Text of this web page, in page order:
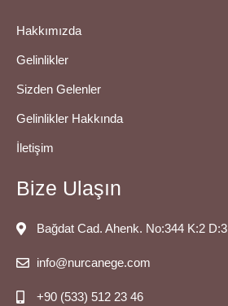
Hakkımızda
Gelinlikler
Sizden Gelenler
Gelinlikler Hakkında
İletişim
Bize Ulaşın
Bağdat Cad. Ahenk. No:344 K:2 D:3
info@nurcanege.com
+90 (533) 512 23 46